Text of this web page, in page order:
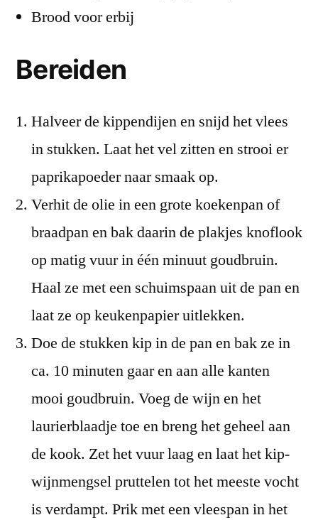
Brood voor erbij
Bereiden
Halveer de kippendijen en snijd het vlees
in stukken. Laat het vel zitten en strooi er
paprikapoeder naar smaak op.
Verhit de olie in een grote koekenpan of
braadpan en bak daarin de plakjes knoflook
op matig vuur in één minuut goudbruin.
Haal ze met een schuimspaan uit de pan en
laat ze op keukenpapier uitlekken.
Doe de stukken kip in de pan en bak ze in
ca. 10 minuten gaar en aan alle kanten
mooi goudbruin. Voeg de wijn en het
laurierblaadje toe en breng het geheel aan
de kook. Zet het vuur laag en laat het kip-
wijnmengsel pruttelen tot het meeste vocht
is verdampt. Prik met een vleespan in het